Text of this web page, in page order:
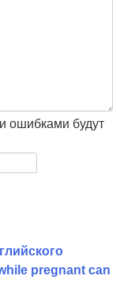
ошибками будут
pregnant can